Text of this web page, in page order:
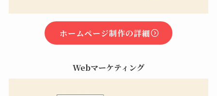
ホームページ制作の詳細
Webマーケティング